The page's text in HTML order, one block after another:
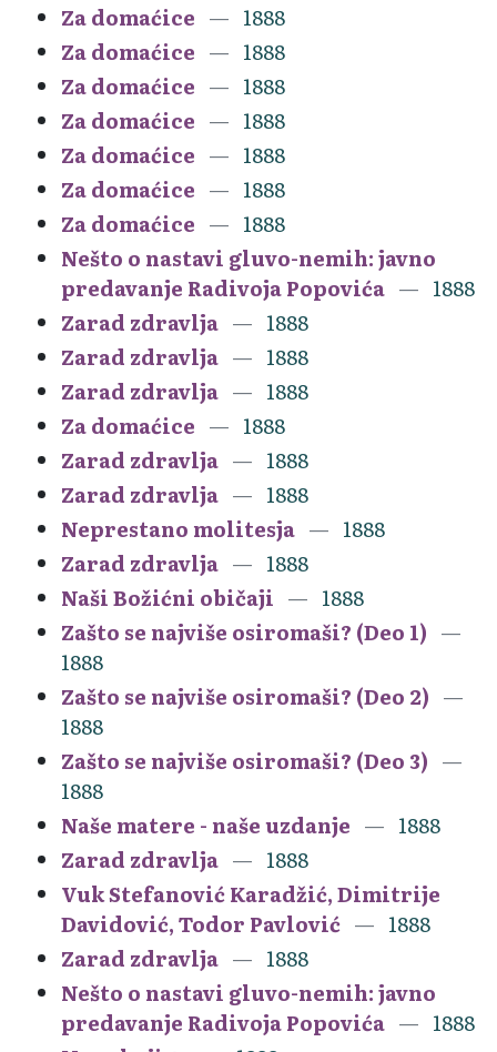
Za domaćice
1888
Za domaćice
1888
Za domaćice
1888
Za domaćice
1888
Za domaćice
1888
Za domaćice
1888
Za domaćice
1888
Nešto o nastavi gluvo-nemih: javno
predavanje Radivoja Popovića
1888
Zarad zdravlja
1888
Zarad zdravlja
1888
Zarad zdravlja
1888
Za domaćice
1888
Zarad zdravlja
1888
Zarad zdravlja
1888
Neprestano molitesja
1888
Zarad zdravlja
1888
Naši Božićni običaji
1888
Zašto se najviše osiromaši? (Deo 1)
1888
Zašto se najviše osiromaši? (Deo 2)
1888
Zašto se najviše osiromaši? (Deo 3)
1888
Naše matere - naše uzdanje
1888
Zarad zdravlja
1888
Vuk Stefanović Karadžić, Dimitrije
Davidović, Todor Pavlović
1888
Zarad zdravlja
1888
Nešto o nastavi gluvo-nemih: javno
predavanje Radivoja Popovića
1888